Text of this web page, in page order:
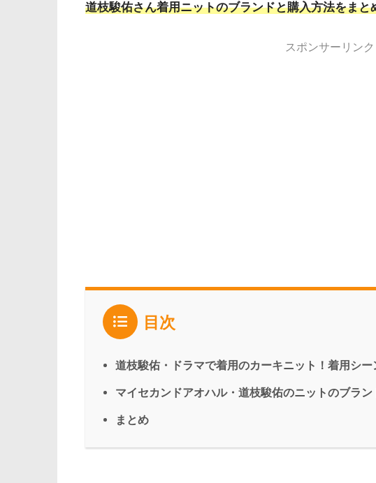
道枝駿佑さん着用ニットのブランドと購入方法をまと
スポンサーリンク
目次
道枝駿佑・ドラマで着用のカーキニット！着用シー
マイセカンドアオハル・道枝駿佑のニットのブラ
まとめ